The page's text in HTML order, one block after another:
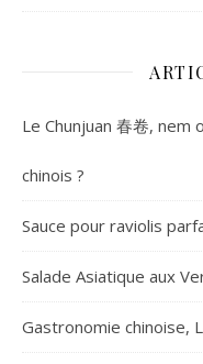
Le Chunjuan 春卷,
chinois ?
Sauce pour raviolis
Salade Asiatique aux
Gastronomie chinoise,